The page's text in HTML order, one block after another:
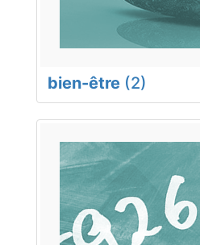
bien-être (2)